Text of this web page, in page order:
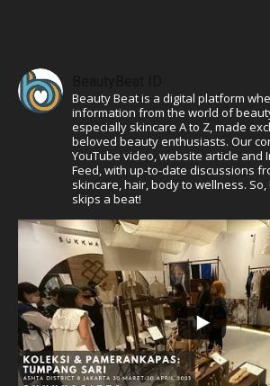
Beauty Beat is a digital platform
information from the world of
especially skincare A to Z, made
beloved beauty enthusiasts. Our
YouTube video, website article and
Feed, with up-to-date discussions
skincare, hair, body to wellness.
skips a beat!